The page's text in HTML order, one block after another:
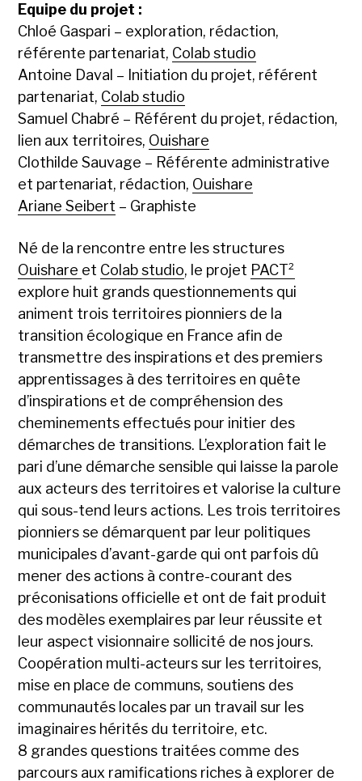
Equipe du projet :
Chloé Gaspari – exploration, rédaction,
référente partenariat, Colab studio
Antoine Daval – Initiation du projet, référent
partenariat, Colab studio
Samuel Chabré – Référent du projet, rédaction,
lien aux territoires, Ouishare
Clothilde Sauvage – Référente administrative
et partenariat, rédaction, Ouishare
Ariane Seibert – Graphiste
Né de la rencontre entre les structures
Ouishare et Colab studio, le projet PACT²
explore huit grands questionnements qui
animent trois territoires pionniers de la
transition écologique en France afin de
transmettre des inspirations et des premiers
apprentissages à des territoires en quête
d’inspirations et de compréhension des
cheminements effectués pour initier des
démarches de transitions. L’exploration fait le
pari d’une démarche sensible qui laisse la parole
aux acteurs des territoires et valorise la culture
qui sous-tend leurs actions. Les trois territoires
pionniers se démarquent par leur politiques
municipales d’avant-garde qui ont parfois dû
mener des actions à contre-courant des
préconisations officielle et ont de fait produit
des modèles exemplaires par leur réussite et
leur aspect visionnaire sollicité de nos jours.
Coopération multi-acteurs sur les territoires,
mise en place de communs, soutiens des
communautés locales par un travail sur les
imaginaires hérités du territoire, etc.
8 grandes questions traitées comme des
parcours aux ramifications riches à explorer de